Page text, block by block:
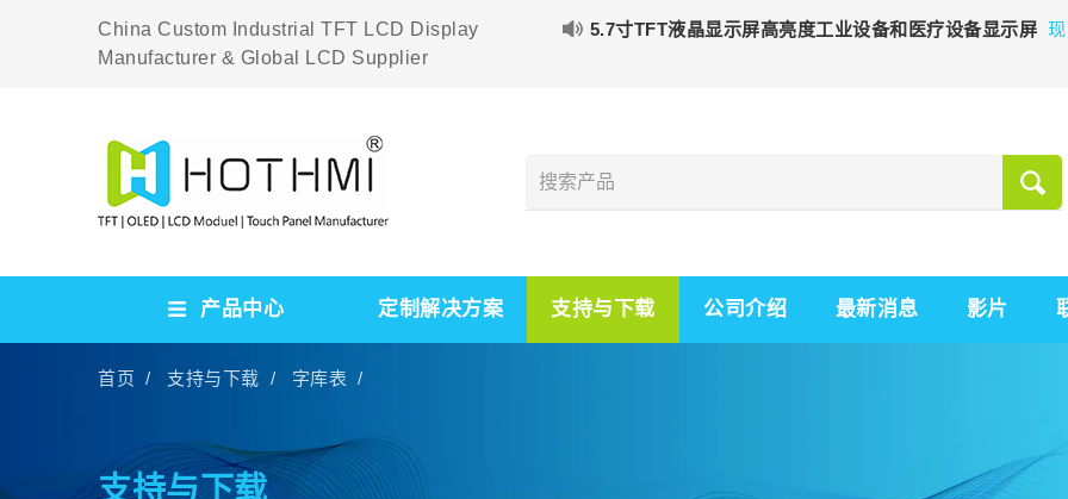
China Custom Industrial TFT LCD Display
Manufacturer & Global LCD Supplier
5.7寸TFT液晶显示屏高亮度工业设备和医疗设备显示屏
产品中心 定制解决方案 支持与下载 公司介绍 最新消息 影片
支持与下载
首页 / 支持与下载 / 字库表 /